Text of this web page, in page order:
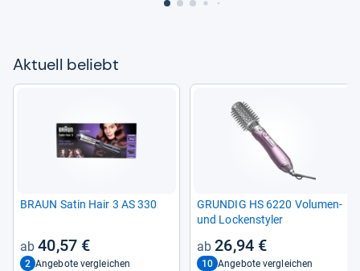
Aktu­ell beliebt
BRAUN Satin Hair 3 AS 330
40,57 €
2 Angebote vergleichen
GRUN­DIG HS 6220 Volu­men-​
und Lockensty­ler
26,94 €
10 Angebote vergleichen